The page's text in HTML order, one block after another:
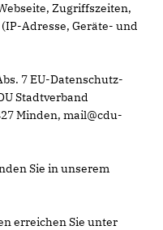
Zugriffszeiten,
Adresse, Geräte- und
7 EU-Datenschutz-
Stadtverband
Minden, mail@cdu-
Sie in unserem
erreichen Sie unter